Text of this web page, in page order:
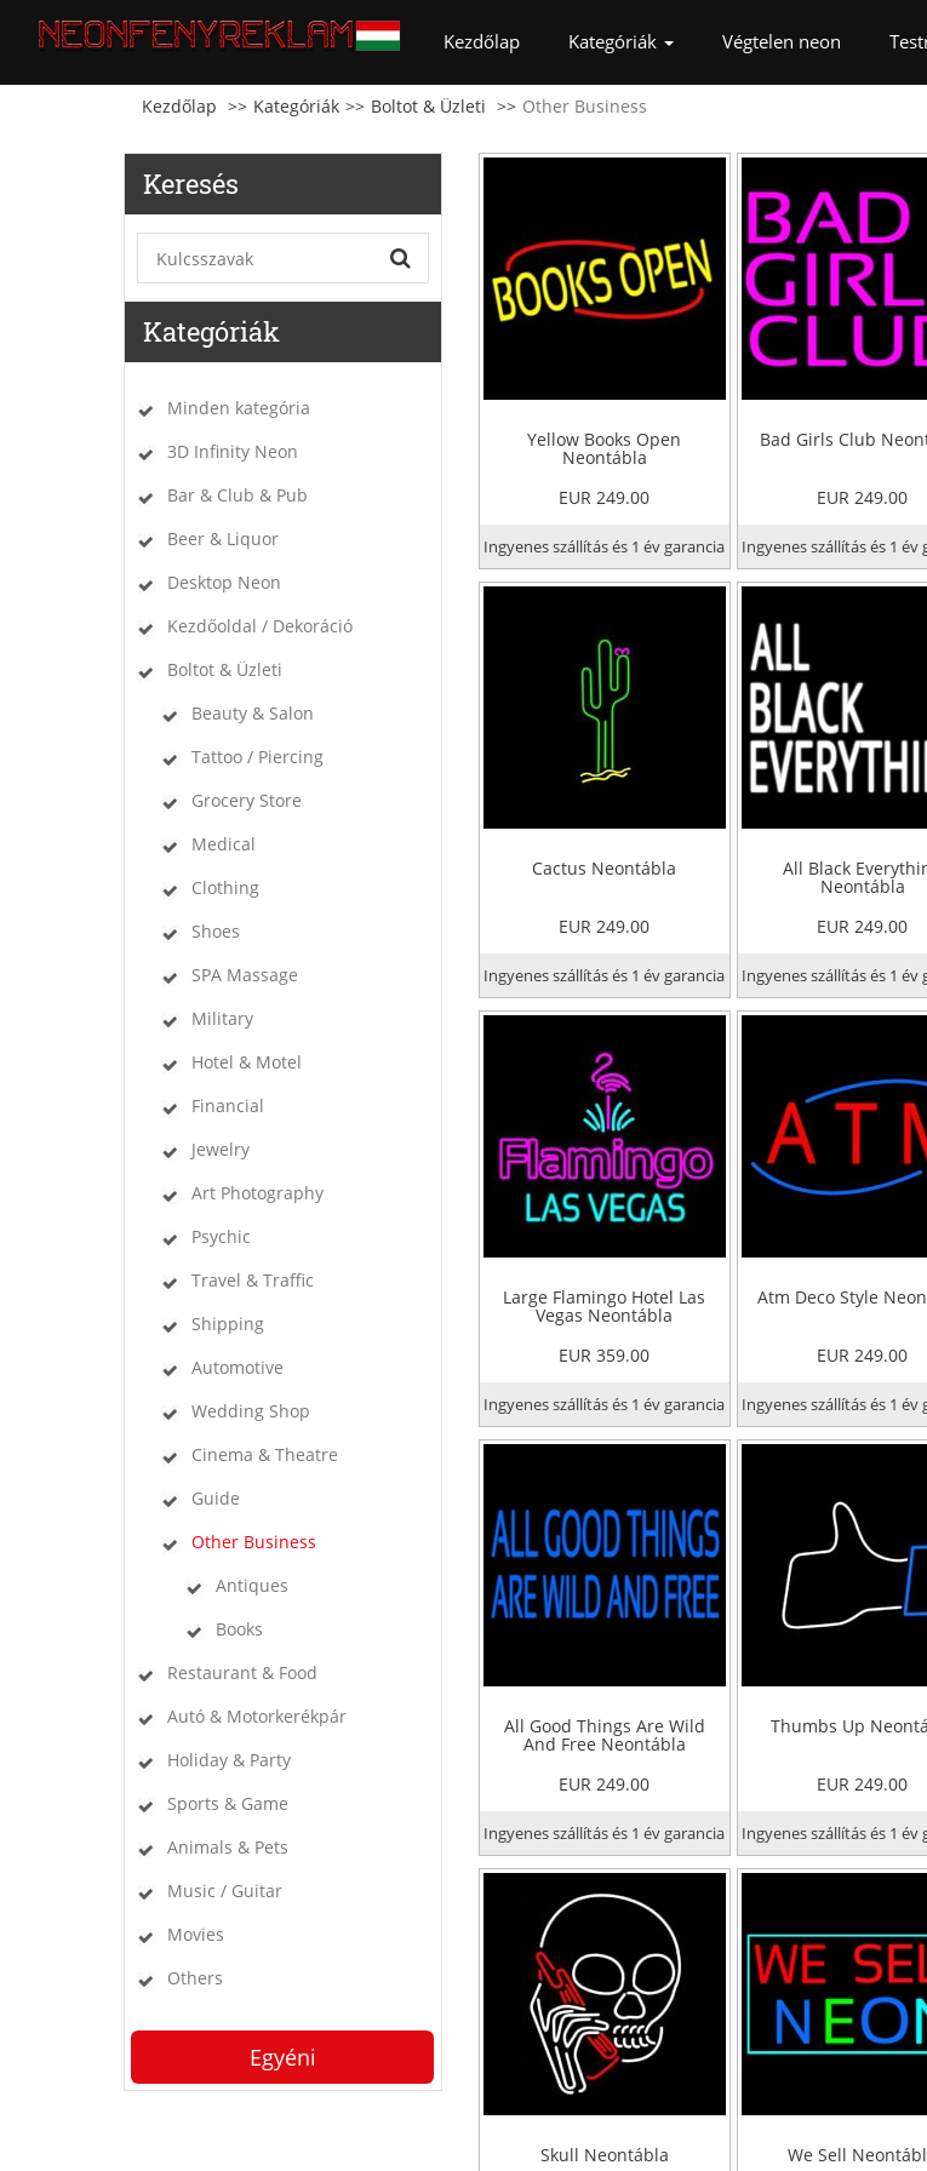
Kezdőlap(current)Kategóriák Végtelen neon
Kezdőlap Kategóriák Boltot & Üzleti Other Business
Keresés
Kategóriák
Minden kategória
3D Infinity Neon
Bar & Club & Pub
Beer & Liquor
Desktop Neon
Kezdőoldal / Dekoráció
Boltot & Üzleti
Beauty & Salon
Tattoo / Piercing
Grocery Store
Medical
Clothing
Shoes
SPA Massage
Military
Hotel & Motel
Financial
Jewelry
Art Photography
Psychic
Travel & Traffic
Shipping
Automotive
Wedding Shop
Cinema & Theatre
Guide
Other Business
Antiques
Books
Restaurant & Food
Autó & Motorkerékpár
Holiday & Party
Sports & Game
Animals & Pets
Music / Guitar
Movies
Others
Egyéni
Yellow Books Open
Neontábla
EUR 249.00
Ingyenes szállítás és 1 év garancia
Bad Girls Club
EUR 249.00
Ingyenes szállítás és 1 év
Cactus Neontábla
EUR 249.00
Ingyenes szállítás és 1 év garancia
All Black
Neontábla
EUR 249.00
Ingyenes szállítás és 1 év
Large Flamingo Hotel Las
Vegas Neontábla
EUR 359.00
Ingyenes szállítás és 1 év garancia
Atm Deco Style
EUR 249.00
Ingyenes szállítás és 1 év
All Good Things Are Wild
And Free Neontábla
EUR 249.00
Ingyenes szállítás és 1 év garancia
Thumbs Up
EUR 249.00
Ingyenes szállítás és 1 év
Skull Neontábla We Sell